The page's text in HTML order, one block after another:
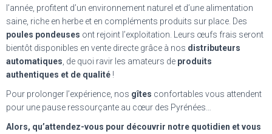
l’année, profitent d’un environnement naturel et d’une alimentation
saine, riche en herbe et en compléments produits sur place. Des
poules pondeuses ont rejoint l’exploitation. Leurs œufs frais seront
bientôt disponibles en vente directe grâce à nos distributeurs
automatiques , de quoi ravir les amateurs de produits
authentiques et de qualité !
Pour prolonger l’expérience, nos gîtes confortables vous attendent
pour une pause ressourçante au cœur des Pyrénées…
Alors, qu’attendez-vous pour découvrir notre quotidien et vous